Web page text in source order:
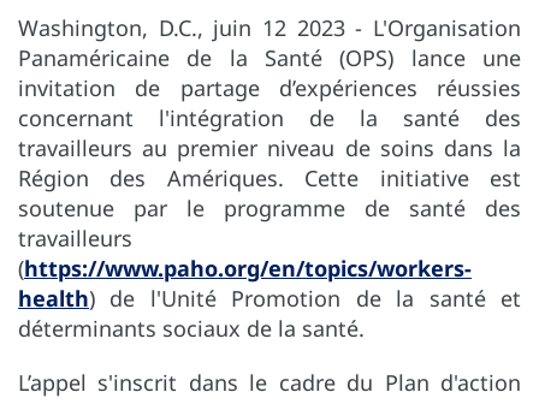
Washington, D.C., juin 12 2023 - L'Organisation
Panaméricaine de la Santé (OPS) lance une
invitation de partage d’expériences réussies
concernant l'intégration de la santé des
travailleurs au premier niveau de soins dans la
Région des Amériques. Cette initiative est
soutenue par le programme de santé des
travailleurs
(https://www.paho.org/en/topics/workers-
health) de l'Unité Promotion de la santé et
déterminants sociaux de la santé.
L’appel s'inscrit dans le cadre du Plan d'action